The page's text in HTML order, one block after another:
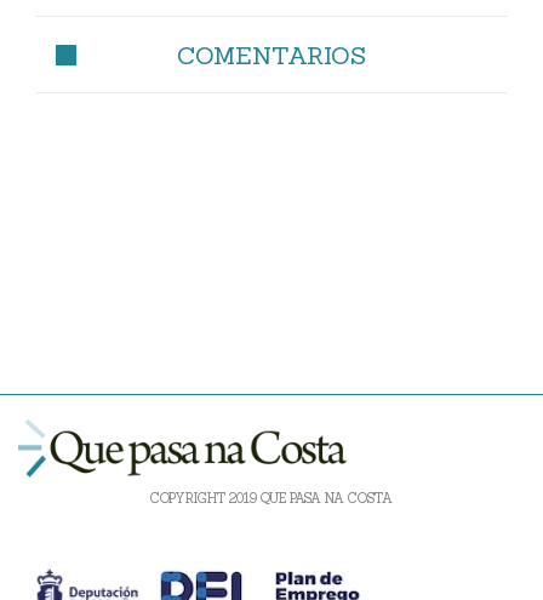
COMENTARIOS
COPYRIGHT 2019 QUE PASA NA COSTA